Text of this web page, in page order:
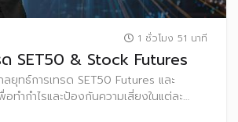
1 ชั่วโมง 51 นาที
ด SET50 & Stock Futures
ลยุทธ์การเทรด SET50 Futures และ
ทำกำไรและป้องกันความเสี่ยงในแต่ละ